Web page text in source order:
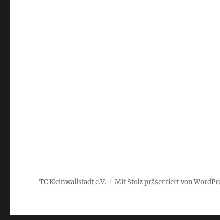
TC Kleinwallstadt e.V. Mit Stolz präsentiert von